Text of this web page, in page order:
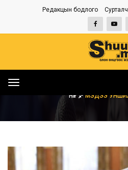
Редакцын бодлого
Toggle
НҮҮР МЭДЭЭ